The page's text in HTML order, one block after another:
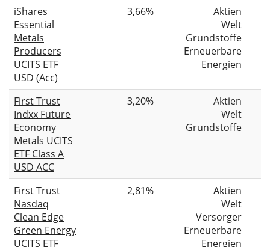
iShares
Essential
Metals
Producers
UCITS ETF
USD (Acc)
3,66%
Aktien
Welt
Grundstoffe
Erneuerbare
Energien
First Trust
Indxx Future
Economy
Metals UCITS
ETF Class A
USD ACC
3,20%
Aktien
Welt
Grundstoffe
First Trust
Nasdaq
Clean Edge
Green Energy
UCITS ETF
2,81%
Aktien
Welt
Versorger
Erneuerbare
Energien